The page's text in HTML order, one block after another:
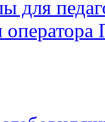
для